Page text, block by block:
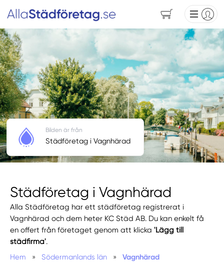
Städföretag i Vagnhärad
Alla Städföretag har ett städföretag registrerat i
Vagnhärad och dem heter KC Städ AB. Du kan enkelt få
en offert från företaget genom att klicka'Lägg till
städfirma'.
Hem
» Södermanlands län » Vagnhärad
Bilden är från
Städföretag i Vagnhärad